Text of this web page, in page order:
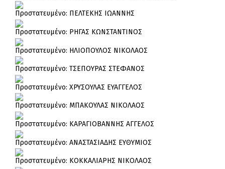
Πρoστατευμένο: ΠΕΛΤΕΚΗΣ ΙΩΑΝΝΗΣ
Πρoστατευμένο: ΡΗΓΑΣ ΚΩΝΣΤΑΝΤΙΝΟΣ
Πρoστατευμένο: ΗΛΙΟΠΟΥΛΟΣ ΝΙΚΟΛΑΟΣ
Πρoστατευμένο: ΤΣΕΠΟΥΡΑΣ ΣΤΕΦΑΝΟΣ
Πρoστατευμένο: ΧΡΥΣΟΥΛΑΣ ΕΥΑΓΓΕΛΟΣ
Πρoστατευμένο: ΜΠΑΚΟΥΛΑΣ ΝΙΚΟΛΑΟΣ
Πρoστατευμένο: ΚΑΡΑΓΙΟΒΑΝΝΗΣ ΑΓΓΕΛΟΣ
Πρoστατευμένο: ΑΝΑΣΤΑΣΙΑΔΗΣ ΕΥΘΥΜΙΟΣ
Πρoστατευμένο: ΚΟΚΚΑΛΙΑΡΗΣ ΝΙΚΟΛΑΟΣ